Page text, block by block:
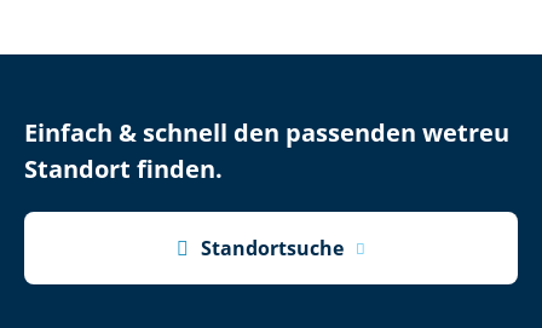
Einfach & schnell den passenden wetreu
Standort finden.
 Standortsuche